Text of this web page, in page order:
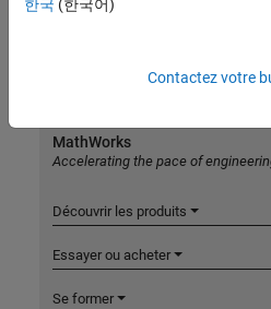
한국 (한국어)
Contactez votre
MathWorks
Accelerating the pace of
Découvrir les produits
Essayer ou acheter
Se former